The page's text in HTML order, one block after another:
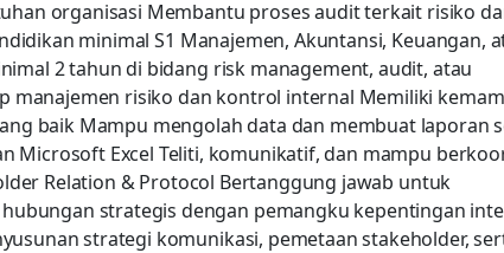
organisasi Membantu proses audit terkait risiko
minimal S1 Manajemen, Akuntansi, Keuangan,
2 tahun di bidang risk management, audit, atau
manajemen risiko dan kontrol internal Memiliki
baik Mampu mengolah data dan membuat laporan
Microsoft Excel Teliti, komunikatif, dan mampu
Relation & Protocol Bertanggung jawab untuk
strategis dengan pemangku kepentingan
strategi komunikasi, pemetaan stakeholder,